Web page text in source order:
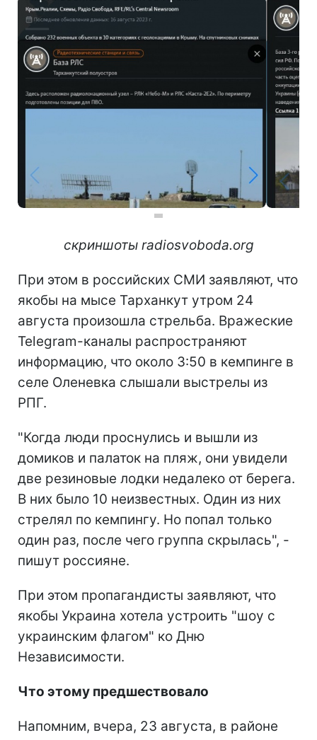
скриншоты radiosvoboda.org
При этом в российских СМИ заявляют, что
якобы на мысе Тарханкут утром 24
августа произошла стрельба. Вражеские
Telegram-каналы распространяют
информацию, что около 3:50 в кемпинге в
селе Оленевка слышали выстрелы из
РПГ.
"Когда люди проснулись и вышли из
домиков и палаток на пляж, они увидели
две резиновые лодки недалеко от берега.
В них было 10 неизвестных. Один из них
стрелял по кемпингу. Но попал только
один раз, после чего группа скрылась", -
пишут россияне.
При этом пропагандисты заявляют, что
якобы Украина хотела устроить "шоу с
украинским флагом" ко Дню
Независимости.
Что этому предшествовало
Напомним, вчера, 23 августа, в районе